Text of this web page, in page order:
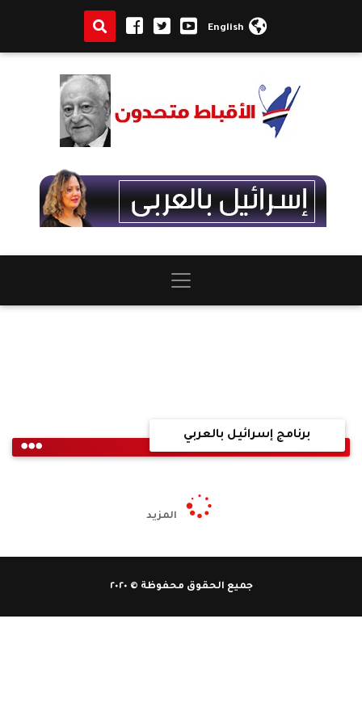
English
برنامج إسرائيل بالعربي
المزيد
جميع الحقوق محفوظة © ٢٠٢٠